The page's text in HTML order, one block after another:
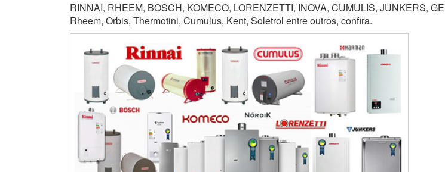
RINNAI, RHEEM, BOSCH, KOMECO, LORENZETTI, INOVA, CUMULIS, JUNKERS,
Rheem, Orbis, Thermotini, Cumulus, Kent, Soletrol entre outros, confira.